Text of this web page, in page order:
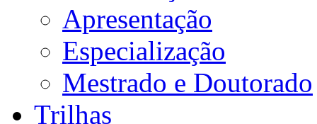
Apresentação
Especialização
Mestrado e Doutorado
Trilhas